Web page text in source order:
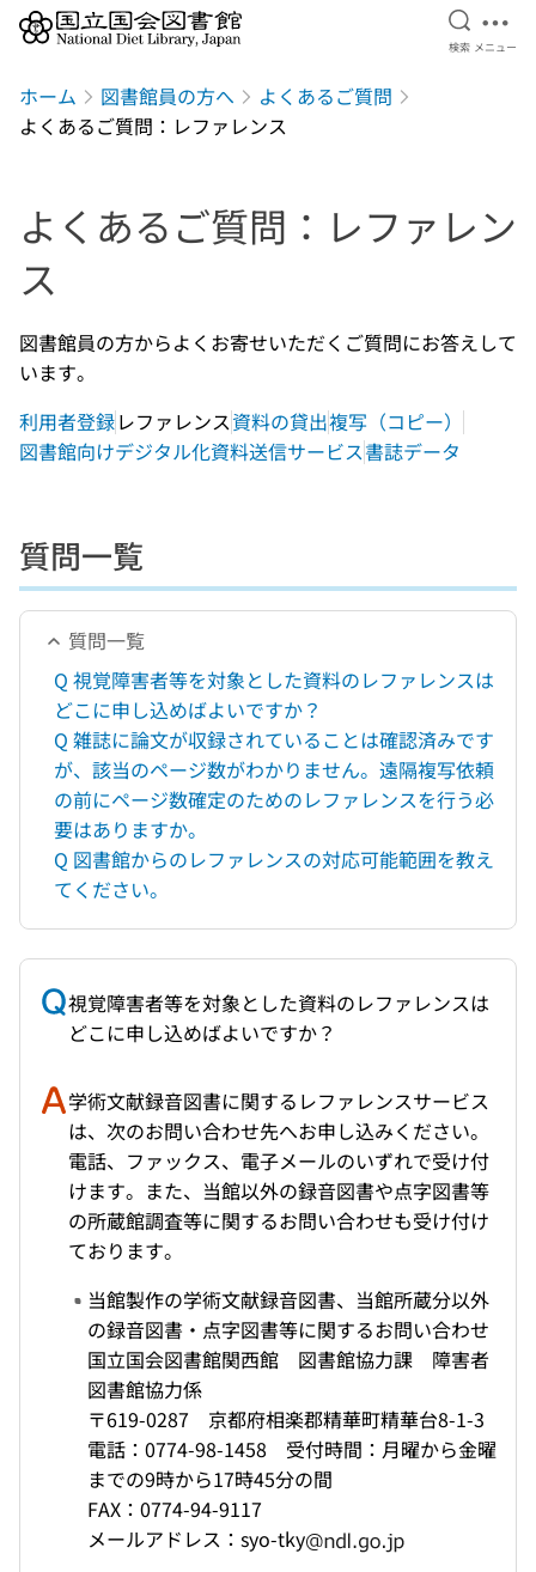
検索を
検索 メ
メニュー
ホーム 図書館員の方へ
よくあるご質問
よくあるご質問：レファレンス
よくあるご質問：レファレン
ス
図書館員の方からよくお寄せいただくご質問にお答えして
います。
利用者登録レファレンス資料の貸出複写（コピー）
図書館向けデジタル化資料送信サービス書誌データ
質問一覧
質問一覧
Q 視覚障害者等を対象とした資料のレファレンスは
どこに申し込めばよいですか？
Q 雑誌に論文が収録されていることは確認済みです
が、該当のページ数がわかりません。遠隔複写依頼
の前にページ数確定のためのレファレンスを行う必
要はありますか。
Q 図書館からのレファレンスの対応可能範囲を教え
てください。
視覚障害者等を対象とした資料のレファレンスは
どこに申し込めばよいですか？
学術文献録音図書に関するレファレンスサービス
は、次のお問い合わせ先へお申し込みください。
電話、ファックス、電子メールのいずれで受け付
けます。また、当館以外の録音図書や点字図書等
の所蔵館調査等に関するお問い合わせも受け付け
ております。
当館製作の学術文献録音図書、当館所蔵分以外
の録音図書・点字図書等に関するお問い合わせ
国立国会図書館関西館 図書館協力課 障害者
図書館協力係
〒619-0287 京都府相楽郡精華町精華台8-1-3
電話：0774-98-1458 受付時間：月曜から金曜
までの9時から17時45分の間
FAX：0774-94-9117
メールアドレス：syo-tky